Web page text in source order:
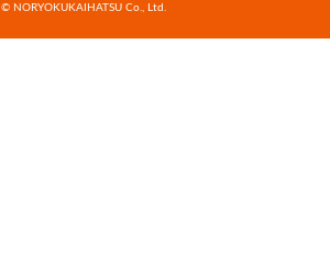
© NORYOKUKAIHATSU Co., Ltd.